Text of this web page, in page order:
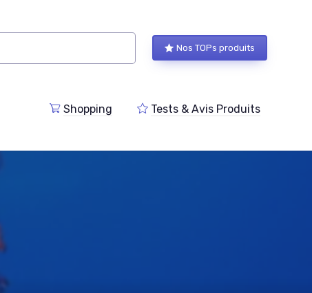
Nos TOPs produits
Shopping Tests & Avis Produits